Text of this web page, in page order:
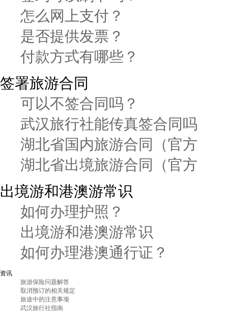
怎么网上支付？
是否提供发票？
付款方式有哪些？
签署旅游合同
可以不签合同吗？
武汉旅行社能传真签合同吗
湖北省国内旅游合同（官方
湖北省出境旅游合同（官方
出境游和港澳游常识
如何办理护照？
出境游和港澳游常识
如何办理港澳通行证？
资讯
旅游保险问题解答
取消预订的相关规定
旅途中的注意事项
武汉旅行社指南